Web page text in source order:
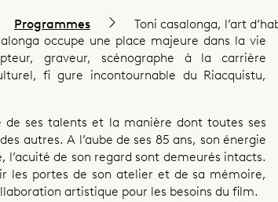
l’art
Programmes
Toni casalonga, l’art
occupe une place majeure dans la vie
graveur, scénographe à la carrière
fi gure incontournable du Riacquistu,
ses talents et la manière dont toutes ses
autres. A l’aube de ses 85 ans, son énergie
de son regard sont demeurés intacts.
les portes de son atelier et de sa mémoire,
artistique pour les besoins du film.